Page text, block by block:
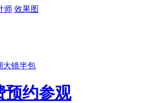
师 效果图
大镜半包
预约参观